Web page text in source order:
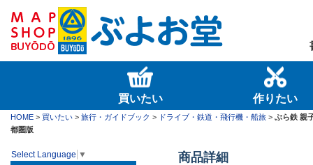
買いたい 作りたい
HOME > 買いたい > 旅行・ガイドブック > ドライブ・鉄道・飛行機・船旅 > ぶら鉄 親
都圏版
Select Language ▼ 商品詳細